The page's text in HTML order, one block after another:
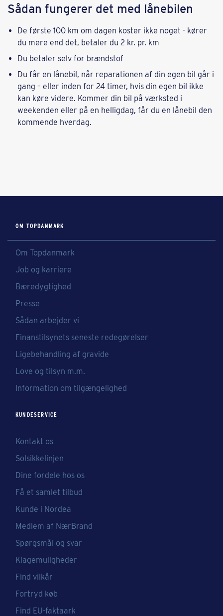
Sådan fungerer det med lånebilen
De første 100 km om dagen koster ikke noget - kører
du mere end det, betaler du 2 kr. pr. km
Du betaler selv for brændstof
Du får en lånebil, når reparationen af din egen bil går i
gang – eller inden for 24 timer, hvis din egen bil ikke
kan køre videre. Kommer din bil på værksted i
weekenden eller på en helligdag, får du en lånebil den
kommende hverdag.
OM TOPDANMARK
Om Topdanmark
Job og karriere
Bæredygtighed
Presse
Sådan arbejder vi
Finanstilsynets seneste redegørelser
Ligebehandling af gravide
Love og tilsyn m.m.
Information om tilgængelighed
KUNDESERVICE
Kontakt os
Solsikkelinjen
Dine fordele hos os
Få et samlet tilbud
Kunde i Nordea
Medlem af NærBrand
Spørgsmål og svar
Klagemuligheder
Find vilkår
Fortryd køb
Find EU-faktaark